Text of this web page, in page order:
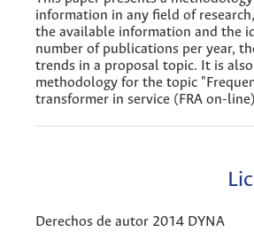
information in any field of
the available information and the
number of publications per year,
trends in a proposal topic. It is
methodology for the topic
transformer in service (FRA on-
Derechos de autor 2014 DYNA